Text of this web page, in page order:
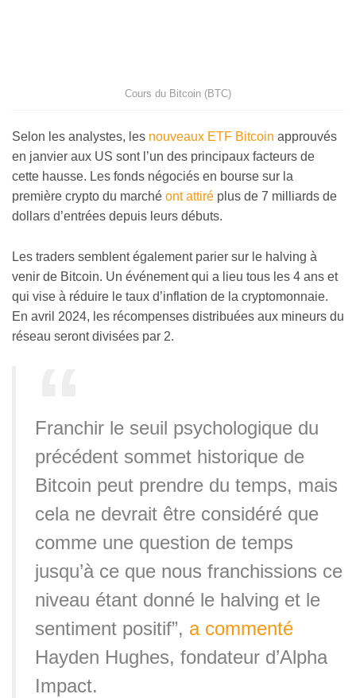
Cours du Bitcoin (BTC)
Selon les analystes, les nouveaux ETF Bitcoin approuvés
en janvier aux US sont l’un des principaux facteurs de
cette hausse. Les fonds négociés en bourse sur la
première crypto du marché ont attiré plus de 7 milliards de
dollars d’entrées depuis leurs débuts.
Les traders semblent également parier sur le halving à
venir de Bitcoin. Un événement qui a lieu tous les 4 ans et
qui vise à réduire le taux d’inflation de la cryptomonnaie.
En avril 2024, les récompenses distribuées aux mineurs du
réseau seront divisées par 2.
Franchir le seuil psychologique du
précédent sommet historique de
Bitcoin peut prendre du temps, mais
cela ne devrait être considéré que
comme une question de temps
jusqu’à ce que nous franchissions ce
niveau étant donné le halving et le
sentiment positif”, a commenté
Hayden Hughes, fondateur d’Alpha
Impact.